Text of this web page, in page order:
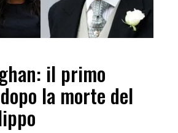
il primo
la morte del